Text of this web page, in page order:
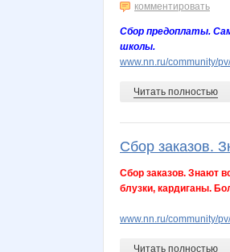
комментировать
Сбор предоплаты.
школы.
www.nn.ru/community/
Читать полностью
Сбор заказов.
Сбор заказов. Знают
блузки, кардиганы.
www.nn.ru/community/
Читать полностью